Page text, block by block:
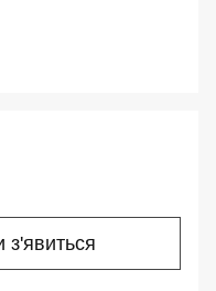
з'явиться